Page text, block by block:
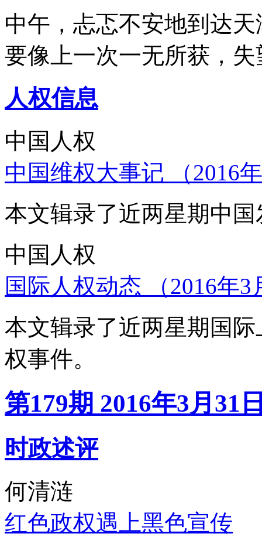
中午，忐忑不安地到达
要像上一次一无所获，
人权信息
中国人权
中国维权大事记 （2016
本文辑录了近两星期中
中国人权
国际人权动态 （2016年
本文辑录了近两星期国
权事件。
第179期 2016年3月31
时政述评
何清涟
红色政权遇上黑色宣传